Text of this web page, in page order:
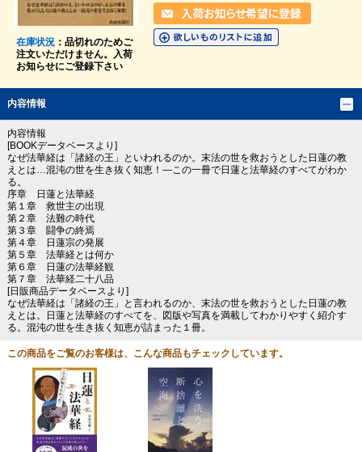
在庫状況：品切れのためご
注文いただけません。入荷
お知らせにご登録下さい
内容情報
内容情報
[BOOKデータベースより]
なぜ法華経は「諸経の王」といわれるのか。末法の世を救おうとした日蓮の教
えとは…混沌の世を生き抜く知恵！―この一冊で日蓮と法華経のすべてがわか
る。
序章 日蓮と法華経
第１章 救世主の出現
第２章 法難の時代
第３章 闘争の終焉
第４章 日蓮宗の発展
第５章 法華経とは何か
第６章 日蓮の法華経観
第７章 法華経二十八品
[日販商品データベースより]
なぜ法華経は「諸経の王」と言われるのか、末法の世を救おうとした日蓮の教
えとは。日蓮と法華経のすべてを、図版や写真を満載してわかりやすく紹介す
る。混沌の世を生き抜く知恵が詰まった１冊。
この商品をご覧のお客様は、こんな商品もチェックしています。